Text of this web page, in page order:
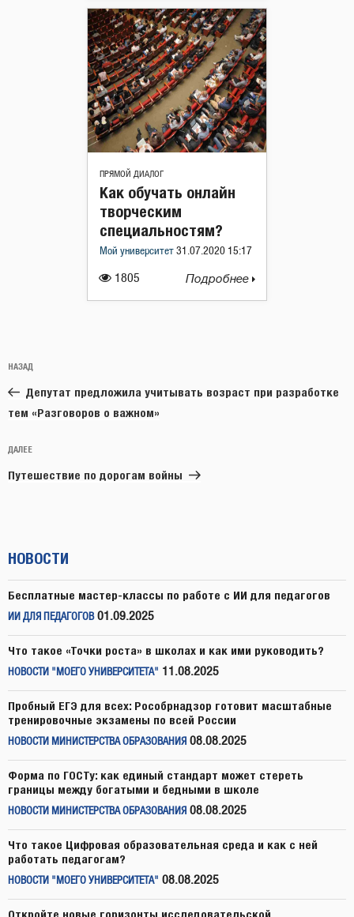
ПРЯМОЙ ДИАЛОГ
1805
Как обучать онлайн
творческим
специальностям?
Мой университет 31.07.2020 15:17
Подробнее
по
записям
Предыдущая
запись:
НАЗАД
Депутат предложила учитывать возраст при разработке
тем «Разговоров о важном»
Следующая
запись
ДАЛЕЕ
Путешествие по дорогам войны
НОВОСТИ
Бесплатные мастер-классы по работе с ИИ для педагогов
ИИ ДЛЯ ПЕДАГОГОВ 01.09.2025
Что такое «Точки роста» в школах и как ими руководить?
НОВОСТИ "МОЕГО УНИВЕРСИТЕТА" 11.08.2025
Пробный ЕГЭ для всех: Рособрнадзор готовит масштабные
тренировочные экзамены по всей России
НОВОСТИ МИНИСТЕРСТВА ОБРАЗОВАНИЯ 08.08.2025
Форма по ГОСТу: как единый стандарт может стереть
границы между богатыми и бедными в школе
НОВОСТИ МИНИСТЕРСТВА ОБРАЗОВАНИЯ 08.08.2025
Что такое Цифровая образовательная среда и как с ней
работать педагогам?
НОВОСТИ "МОЕГО УНИВЕРСИТЕТА" 08.08.2025
Откройте новые горизонты исследовательской